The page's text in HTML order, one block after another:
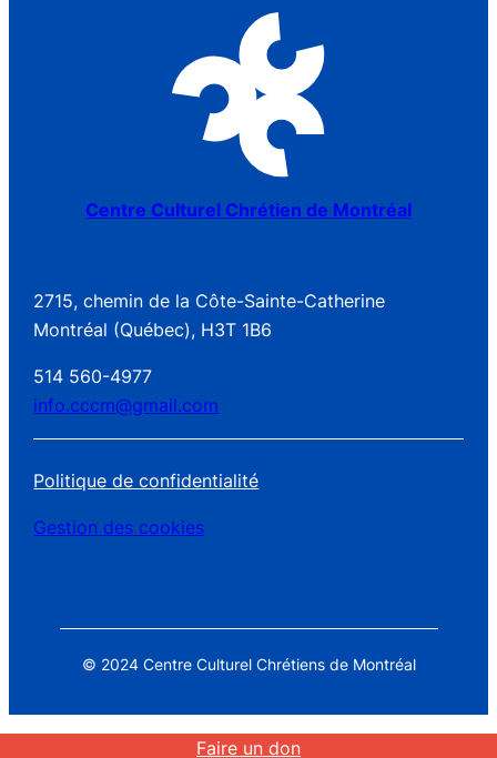
Faire un don
Centre Culturel Chrétien de Montréal
2715, chemin de la Côte-Sainte-Catherine
Montréal (Québec), H3T 1B6
514 560-4977
info.cccm@gmail.com
Politique de confidentialité
Gestion des cookies
© 2024 Centre Culturel Chrétiens de Montréal